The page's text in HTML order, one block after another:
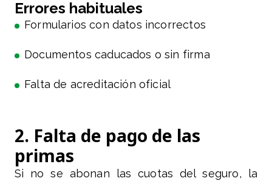
Errores habituales
Formularios con datos incorrectos
Documentos caducados o sin firma
Falta de acreditación oficial
2. Falta de pago de las
primas
Si no se abonan las cuotas del seguro, la